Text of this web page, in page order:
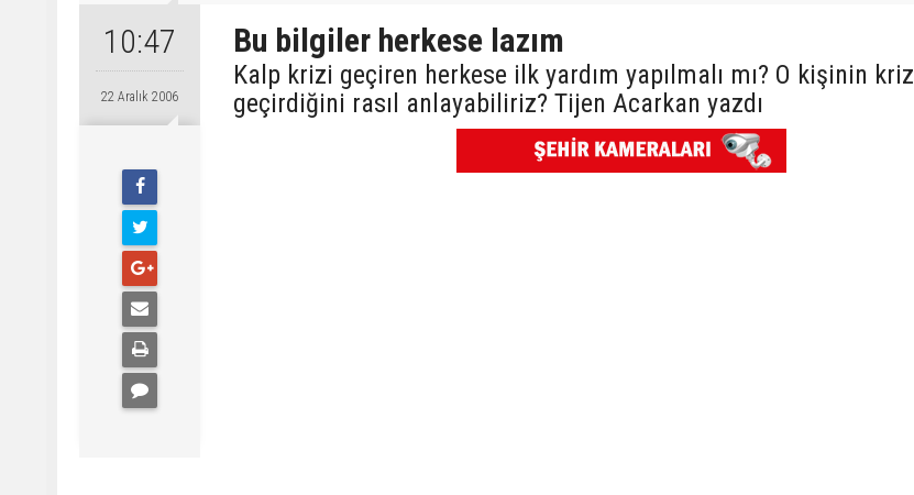
10:47
22 Aralık 2006
Bu bilgiler herkese lazım
Kalp krizi geçiren herkese ilk yardım yapılmalı mı? O kişinin kriz
geçirdiğini rasıl anlayabiliriz? Tijen Acarkan yazdı